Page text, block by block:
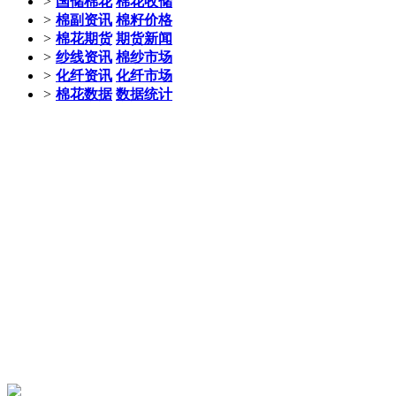
> 棉副资讯 棉籽价格
> 棉花期货 期货新闻
> 纱线资讯 棉纱市场
> 化纤资讯 化纤市场
> 棉花数据 数据统计